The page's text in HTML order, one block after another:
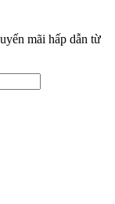
mãi hấp dẫn từ